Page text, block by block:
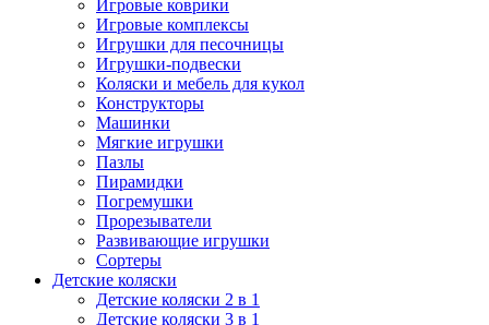
Игровые коврики
Игровые комплексы
Игрушки для песочницы
Игрушки-подвески
Коляски и мебель для кукол
Конструкторы
Машинки
Мягкие игрушки
Пазлы
Пирамидки
Погремушки
Прорезыватели
Развивающие игрушки
Сортеры
Детские коляски
Детские коляски 2 в 1
Детские коляски 3 в 1